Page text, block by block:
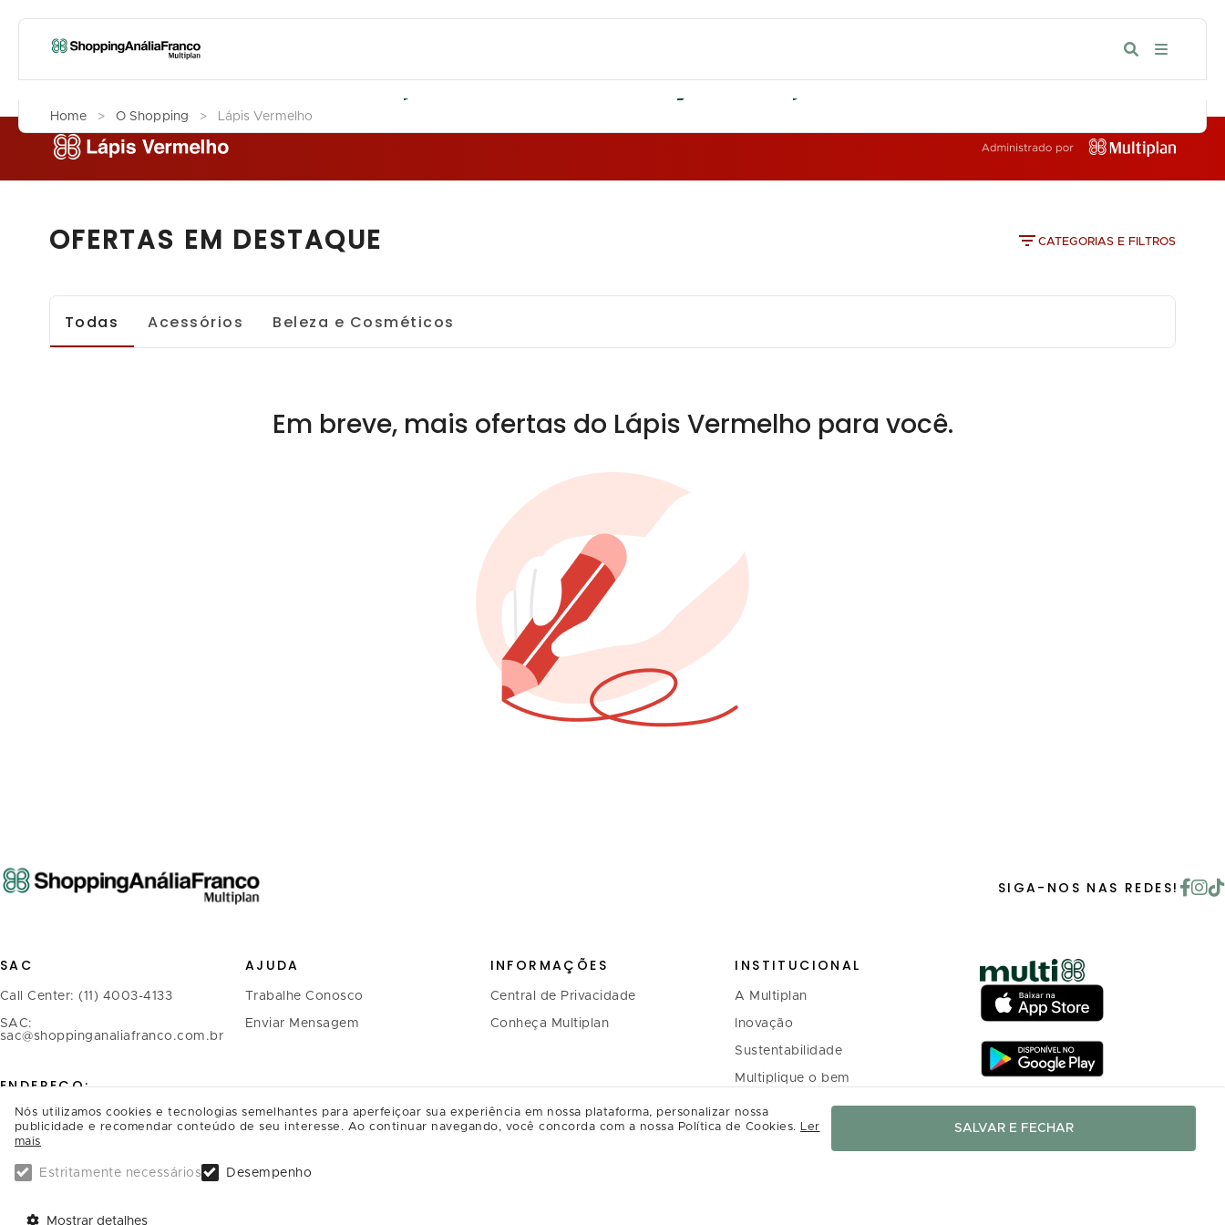
Home > O Shopping > Lápis Vermelho LÁPIS VERMELHO: PROMOÇÕES NO ANÁLIA
OFERTAS EM DESTAQUE CATEGORIAS E FILTROS
Todas Acessórios Beleza e Cosméticos
Em breve, mais ofertas do Lápis Vermelho para você.
SIGA-NOS NAS REDES!
SAC
Call Center: (11) 4003-4133
SAC:
sac@shoppinganaliafranco.com.br
ENDEREÇO:
Avenida Regente Feijó, 1.739 -
Tatuapé
CEP.: 03342-900, São Paulo/SP
SAIBA COMO CHEGAR
AJUDA
Trabalhe Conosco
Enviar Mensagem
INFORMAÇÕES
Central de Privacidade
Conheça Multiplan
INSTITUCIONAL
A Multiplan
Inovação
Sustentabilidade
Multiplique o bem
Relação com investidores
Nós utilizamos cookies e tecnologias semelhantes para aperfeiçoar sua experiência em nossa plataforma, personalizar nossa
publicidade e recomendar conteúdo de seu interesse. Ao continuar navegando, você concorda com a nossa Política de Cookies. Ler
mais
Estritamente necessários Desempenho
Mostrar detalhes
SALVAR E FECHAR